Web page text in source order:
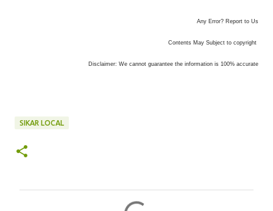
Any Error? Report to Us
Contents May Subject to copyright
Disclaimer: We cannot guarantee the information is 100% accurate
SIKAR LOCAL